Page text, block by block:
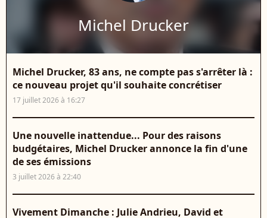
Michel Drucker
Michel Drucker, 83 ans, ne compte pas s'arrêter là :
ce nouveau projet qu'il souhaite concrétiser
17 juillet 2026 à 16:27
Une nouvelle inattendue... Pour des raisons
budgétaires, Michel Drucker annonce la fin d'une
de ses émissions
3 juillet 2026 à 22:40
Vivement Dimanche : Julie Andrieu, David et